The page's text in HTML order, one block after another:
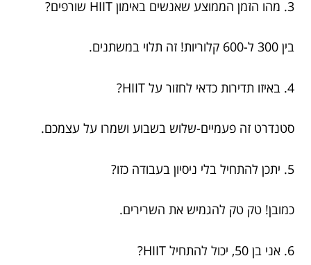
3. מהו הזמן הממוצע שאנשים באימון HIIT שורפים?
בין 300 ל-600 קלוריות! זה תלוי במשתנים.
4. באיזו תדירות כדאי לחזור על HIIT?
סטנדרט זה פעמיים-שלוש בשבוע ושמרו על עצמכם.
5. יתכן להתחיל בלי ניסיון בעבודה כזו?
כמובן! טק טק להגמיש את השרירים.
6. אני בן 50, יכול להתחיל HIIT?